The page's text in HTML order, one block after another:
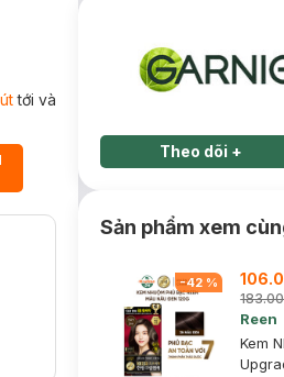
tới và
Theo dõi +
Sản phẩm xem
-42 %
Reen